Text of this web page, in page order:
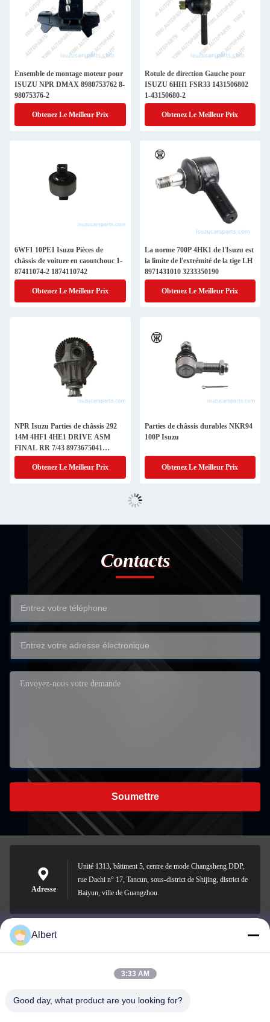
Ensemble de montage moteur pour
ISUZU NPR DMAX 8980753762 8-
98075376-2
Obtenez Le Meilleur Prix
Rotule de direction Gauche pour
ISUZU 6HH1 FSR33 1431506802
1-43150680-2
Obtenez Le Meilleur Prix
6WF1 10PE1 Isuzu Pièces de
châssis de voiture en caoutchouc 1-
87411074-2 1874110742
Obtenez Le Meilleur Prix
La norme 700P 4HK1 de l'Isuzu est
la limite de l'extrémité de la tige LH
8971431010 3233350190
Obtenez Le Meilleur Prix
NPR Isuzu Parties de châssis 292
14M 4HF1 4HE1 DRIVE ASM
FINAL RR 7/43 8973675041
8973631010
Obtenez Le Meilleur Prix
Parties de châssis durables NKR94
100P Isuzu
Obtenez Le Meilleur Prix
Contacts
Soumettre
Adresse
Unité 1313, bâtiment 5, centre de mode Changsheng DDP,
rue Dachi n° 17, Tancun, sous-district de Shijing, district de
Baiyun, ville de Guangzhou.
james@yimiautoparts.com
Albert
3:33 AM
Good day, what product are you looking for?